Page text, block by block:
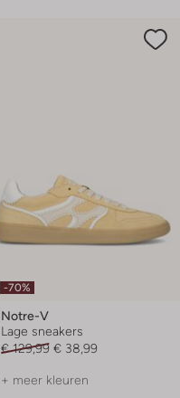
-70%
Notre-V
Lage sneakers
€ 129,99 € 38,99
+ meer kleuren